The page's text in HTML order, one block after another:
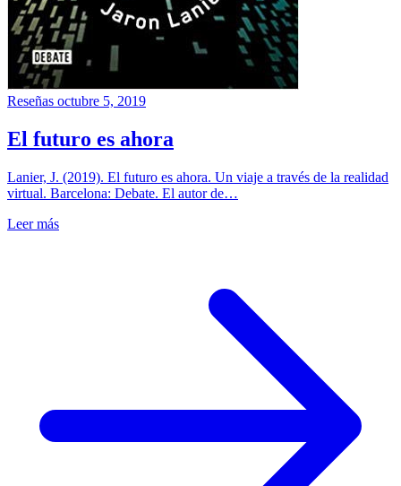
Reseñas octubre 5, 2019
El futuro es ahora
Lanier, J. (2019). El futuro es ahora. Un viaje a través de la realidad
virtual. Barcelona: Debate. El autor de…
Leer más